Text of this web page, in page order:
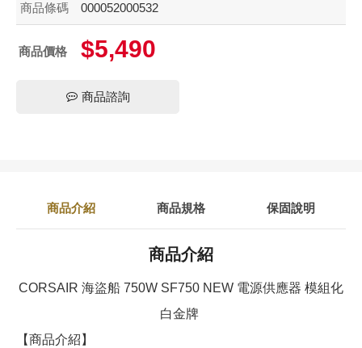
商品條碼 000052000532
商品價格 $5,490
商品諮詢
商品介紹 商品規格 保固說明
商品介紹
CORSAIR 海盜船 750W SF750 NEW 電源供應器 模組化
白金牌
【商品介紹】